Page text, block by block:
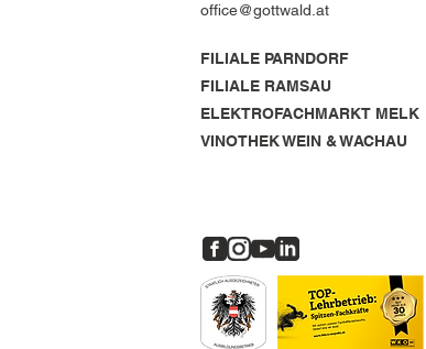
office@gottwald.at
FILIALE PARNDORF
FILIALE RAMSAU
ELEKTROFACHMARKT MELK
VINOTHEK WEIN & WACHAU